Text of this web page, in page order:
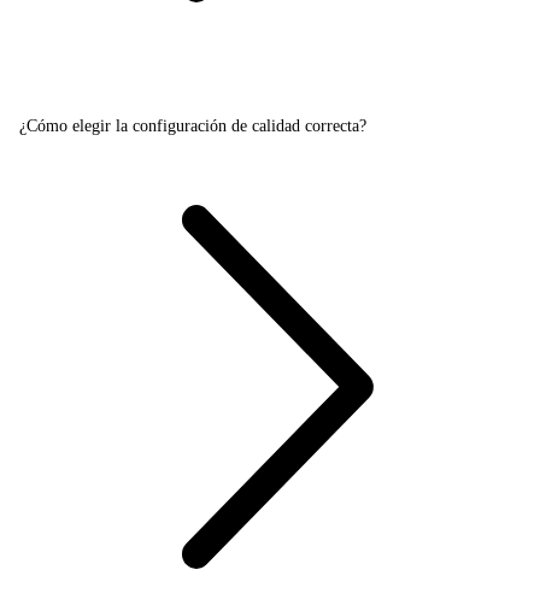
¿Cómo elegir la configuración de calidad correcta?